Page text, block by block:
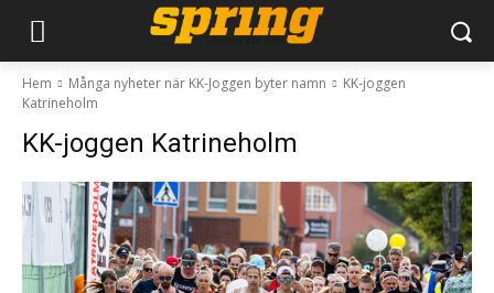
Hem Många nyheter när KK-Joggen byter namn
KK-joggen
Katrineholm
KK-joggen Katrineholm